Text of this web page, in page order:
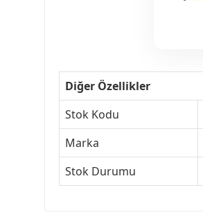
Diğer Özellikler
Stok Kodu
Marka
Stok Durumu